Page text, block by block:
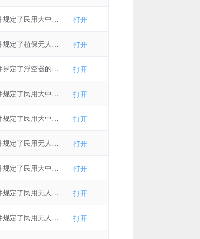
本文件规定了民用大中型无人直升机飞行控制系统的通用要求，验证试验，标识、包装、运输与贮存。本文件适用于起飞重量在 150 kg以上民用大中型无人直升机飞行控制系统及其部件的设计与验证。其他无人驾驶航空器飞行控制系统参照执行。 打开
本文件规定了植保无人飞机的产品型号编制规则、安全要求、技术要求、试验方法、检验规则、标志、包装、运输和贮存。本文件适用于喷施液态农药及肥料的植保无人飞机（以下简称“无人飞机”）。其他型式与用途的无人飞机参照使用。 打开
本文件界定了浮空器的通用术语和系留气球、自由气球、飞艇的专用术语及其定义。本文件适用于系留气球、自由气球和飞艇等浮空器。 打开
本文件规定了民用大中型无人直升机（以下简称“无人直升机”）系统的用途、组成、性能、通用质量特性要求，无人直升机平台、数据链、任务载荷、控制站要求，以及保障与维修、贮存与运输、试验验证要求。本文件适用于最大起飞重量不小于150 kg的单旋翼带尾桨无人直升机系统、双旋翼无人直升机系统，其他无人直升机系统参照使用。 打开
本文件规定了民用大中型无人机光电任务载荷设备与无人机之间机械接口和电气接口的一般要求和详细要求。本文件适用于最大起飞重量不小于150 kg的民用无人机挂载的、回转直径120 mm~500mm的光电任务载荷设备，其他无人机挂载的光电任务载荷设备参照使用。 打开
本文件规定了民用无人机系统（以下简称“无人机”）地理围栏的数据结构、数据处理、数据传输和数据测试等内容。本文件适用于中国境内运行的民用无人机及地理围栏数据管理和服务系统中的地理围栏数据。 打开
本文件规定了民用大中型固定翼无人机飞行性能飞行试验的内容、目的、条件、实施、数据处理和结果评定等要求。本文件适用于最大起飞重量不小于150 kg的民用大中型固定翼无人机（以下简称无人机）飞行性能飞行试验，纯电动类无人机和其他类型无人机飞行性能飞行试验参照执行。 打开
本文件规定了民用无人驾驶航空器生产地位置标识编码、无人驾驶航空器用户保管位置标识编码、飞行管理实时位置标识编码、飞行任务轨迹位置标识编码。本文件适用于民用无人驾驶航空器位置信息的管理与应用，以及空间位置信息标识、传输及大数据处理。 打开
本文件规定了民用无人驾驶航空器系统身份识别应用架构、一般要求和测试方法。本文件适用于民用无人驾驶航空器系统身份识别信息的应用管理。 打开